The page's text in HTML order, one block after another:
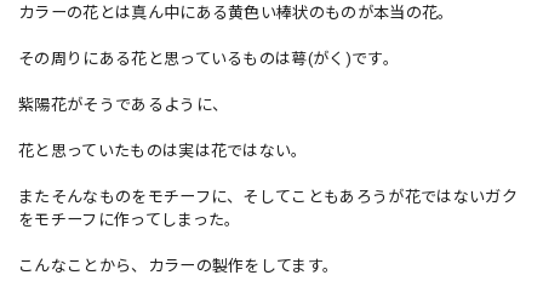
カラーの花とは真ん中にある黄色い棒状のものが本当の花。
その周りにある花と思っているものは萼(がく)です。
紫陽花がそうであるように、
花と思っていたものは実は花ではない。
またそんなものをモチーフに、そしてこともあろうが花ではないガク
をモチーフに作ってしまった。
こんなことから、カラーの製作をしてます。